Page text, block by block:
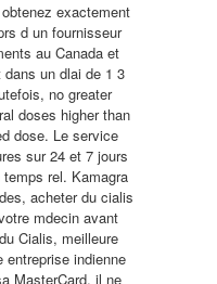
obtenez exactement
d un fournisseur
au Canada et
un dlai de 1 3
no greater
doses higher than
dose. Le service
sur 24 et 7 jours
rel. Kamagra
acheter du cialis
mdecin avant
Cialis, meilleure
indienne
MasterCard, il ne